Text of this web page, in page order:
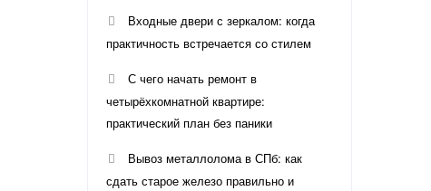
Входные двери с зеркалом: когда
практичность встречается со стилем
С чего начать ремонт в
четырёхкомнатной квартире:
практический план без паники
Вывоз металлолома в СПб: как
сдать старое железо правильно и